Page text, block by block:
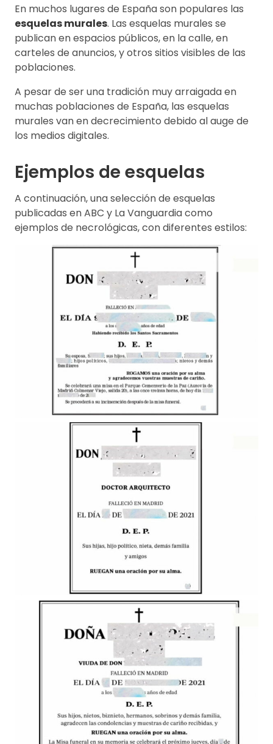
En muchos lugares de España son populares las
esquelas murales. Las esquelas murales se
publican en espacios públicos, en la calle, en
carteles de anuncios, y otros sitios visibles de las
poblaciones.
A pesar de ser una tradición muy arraigada en
muchas poblaciones de España, las esquelas
murales van en decrecimiento debido al auge de
los medios digitales.
Ejemplos de esquelas
A continuación, una selección de esquelas
publicadas en ABC y La Vanguardia como
ejemplos de necrológicas, con diferentes estilos: